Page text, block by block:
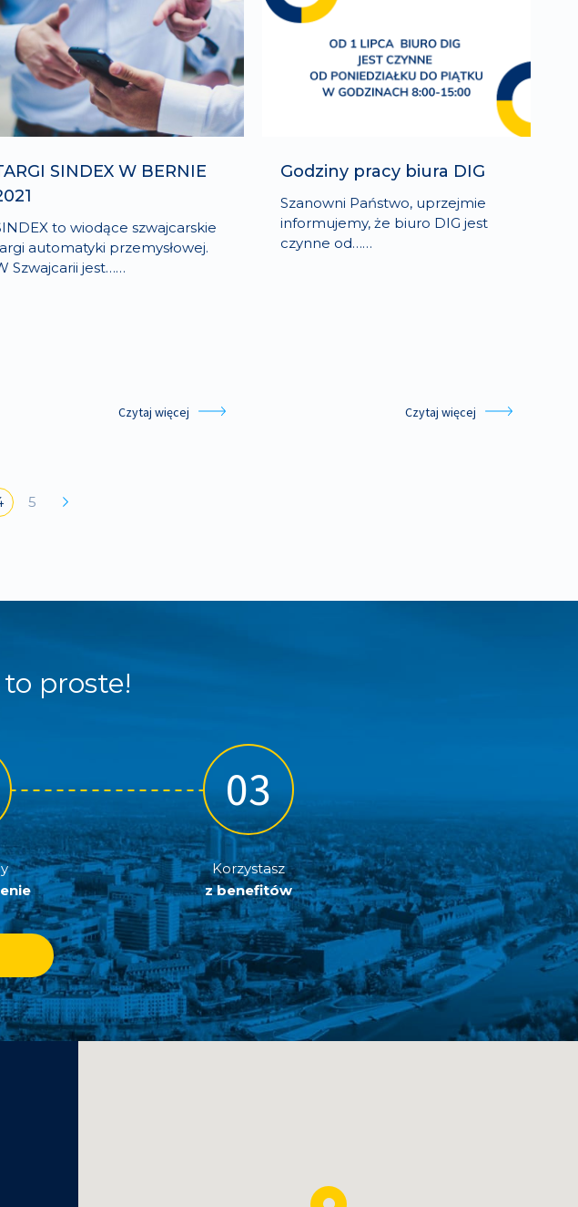
SINDEX W BERNIE
to wiodące szwajcarskie
automatyki przemysłowej.
Szwajcarii jest……
Czytaj więcej
Godziny pracy biura DIG
Szanowni Państwo, uprzejmie
informujemy, że biuro DIG jest
czynne od……
Czytaj więcej
5
to proste!
Korzystasz
z benefitów